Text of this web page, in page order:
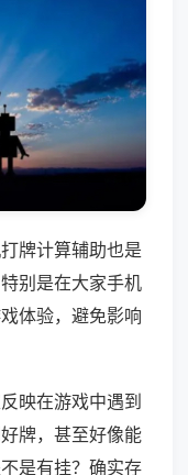
牌计算辅助也是
别是在大家手机
体验，避免影响
映在游戏中遇到
牌，甚至好像能
是有挂？确实存